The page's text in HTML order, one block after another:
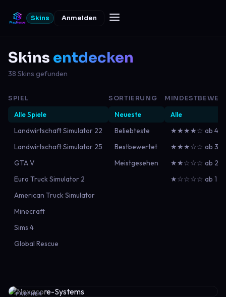
Skins Anmelden
Skins entdecken
38 Skins gefunden
SPIEL
Alle Spiele
Landwirtschaft Simulator 22
Landwirtschaft Simulator 25
GTA V
Euro Truck Simulator 2
American Truck Simulator
Minecraft
Sims 4
Global Rescue
SORTIERUNG
Neueste
Beliebteste
Bestbewertet
Meistgesehen
Alle
★★★★☆ ab 4
★★★☆☆ ab 3
★★☆☆☆ ab 2
★☆☆☆☆ ab 1
PARTNER